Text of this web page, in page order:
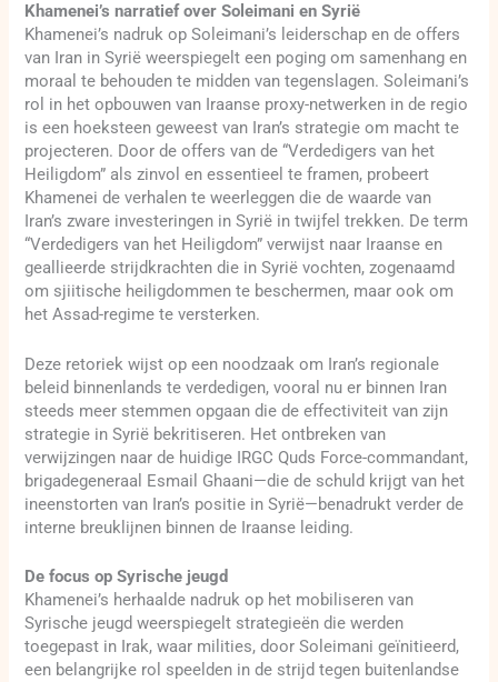
Khamenei’s narratief over Soleimani en Syrië
Khamenei’s nadruk op Soleimani’s leiderschap en de offers
van Iran in Syrië weerspiegelt een poging om samenhang en
moraal te behouden te midden van tegenslagen. Soleimani’s
rol in het opbouwen van Iraanse proxy-netwerken in de regio
is een hoeksteen geweest van Iran’s strategie om macht te
projecteren. Door de offers van de “Verdedigers van het
Heiligdom” als zinvol en essentieel te framen, probeert
Khamenei de verhalen te weerleggen die de waarde van
Iran’s zware investeringen in Syrië in twijfel trekken. De term
“Verdedigers van het Heiligdom” verwijst naar Iraanse en
geallieerde strijdkrachten die in Syrië vochten, zogenaamd
om sjiitische heiligdommen te beschermen, maar ook om
het Assad-regime te versterken.
Deze retoriek wijst op een noodzaak om Iran’s regionale
beleid binnenlands te verdedigen, vooral nu er binnen Iran
steeds meer stemmen opgaan die de effectiviteit van zijn
strategie in Syrië bekritiseren. Het ontbreken van
verwijzingen naar de huidige IRGC Quds Force-commandant,
brigadegeneraal Esmail Ghaani—die de schuld krijgt van het
ineenstorten van Iran’s positie in Syrië—benadrukt verder de
interne breuklijnen binnen de Iraanse leiding.
De focus op Syrische jeugd
Khamenei’s herhaalde nadruk op het mobiliseren van
Syrische jeugd weerspiegelt strategieën die werden
toegepast in Irak, waar milities, door Soleimani geïnitieerd,
een belangrijke rol speelden in de strijd tegen buitenlandse